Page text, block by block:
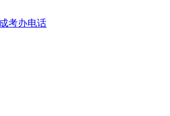
成考办电话